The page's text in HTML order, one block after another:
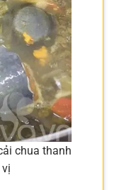
chua thanh